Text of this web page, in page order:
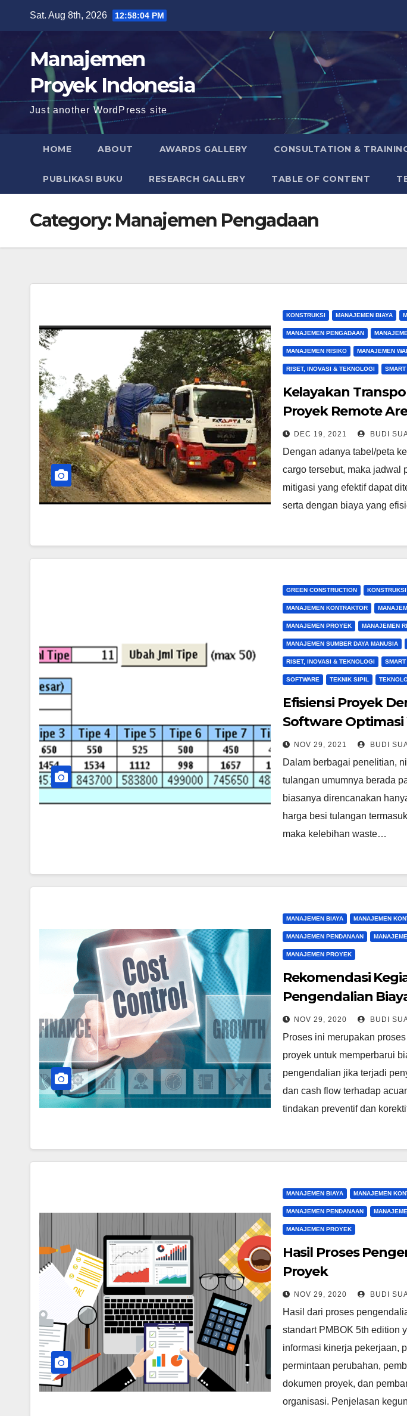
content
Sat. Aug 8th, 2026 12:58:05 PM
Manajemen
Proyek Indonesia
Just another WordPress site
HOME ABOUT AWARDS GALLERY CONSULTATION &
PUBLIKASI BUKU RESEARCH GALLERY TABLE OF CONTENT
Category: Manajemen Pengadaan
KONSTRUKSI MANAJEMEN BIAYA
MANAJEMEN PENGADAAN
MANAJEMEN RISIKO MANAJEMEN
RISET, INOVASI & TEKNOLOGI
Kelayakan
Proyek Remote
DEC 19, 2021 BUDI
Dengan adanya tabel/peta
cargo tersebut, maka jadwal
mitigasi yang efektif dapat
serta dengan biaya yang
GREEN CONSTRUCTION KONSTRUKSI
MANAJEMEN KONTRAKTOR
MANAJEMEN PROYEK MANAJEMEN
MANAJEMEN SUMBER DAYA MANUSIA
RISET, INOVASI & TEKNOLOGI
SOFTWARE TEKNIK SIPIL
Efisiensi Proyek
Software Optimasi
(SOWB)
NOV 29, 2021 BUDI
Dalam berbagai penelitian,
tulangan umumnya berada
biasanya direncanakan
harga besi tulangan
maka kelebihan waste…
MANAJEMEN BIAYA MANAJEMEN
MANAJEMEN PENDANAAN
MANAJEMEN PROYEK
Rekomendasi
Pengendalian
NOV 29, 2020 BUDI
Proses ini merupakan
proyek untuk memperbarui
pengendalian jika terjadi
dan cash flow terhadap
tindakan preventif dan
MANAJEMEN BIAYA MANAJEMEN
MANAJEMEN PENDANAAN
MANAJEMEN PROYEK
Hasil Proses
Proyek
NOV 29, 2020 BUDI
Hasil dari proses
standart PMBOK 5th edition
informasi kinerja pekerjaan,
permintaan perubahan,
dokumen proyek, dan
organisasi. Penjelasan